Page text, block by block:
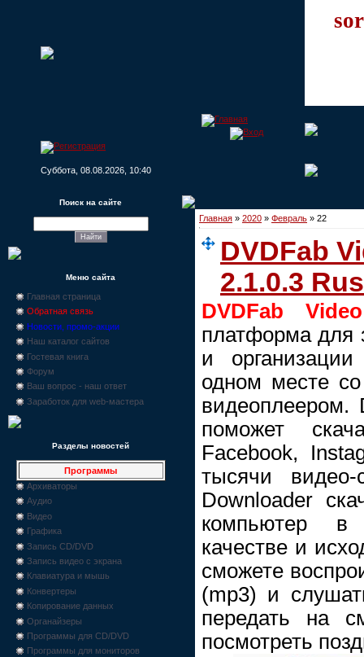
Суббота, 08.08.2026, 10:40
Поиск на сайте
Меню сайта
Главная страница
Обратная связь
Новости, промо-акции
Наш каталог сайтов
Гостевая книга
Форум
Ваш вопрос - наш ответ
Заработок для web-мастера
Разделы новостей
Программы
Архиваторы
Аудио
Видео
Графика
Запись CD/DVD
Запись видео с экрана
Клавиатура и мышь
Конвертеры
Копирование данных
Органайзеры
Программы для CD/DVD
Программы для мониторов
Главная » 2020 » Февраль » 22
DVDFab
2.1.0.3 Rus
DVDFab
платформа для
и
одном месте
видеоплеером.
поможет
Facebook,
тысячи видео-
Downloader
компьютер в
качестве и
сможете
(mp3) и
передать на
посмотреть